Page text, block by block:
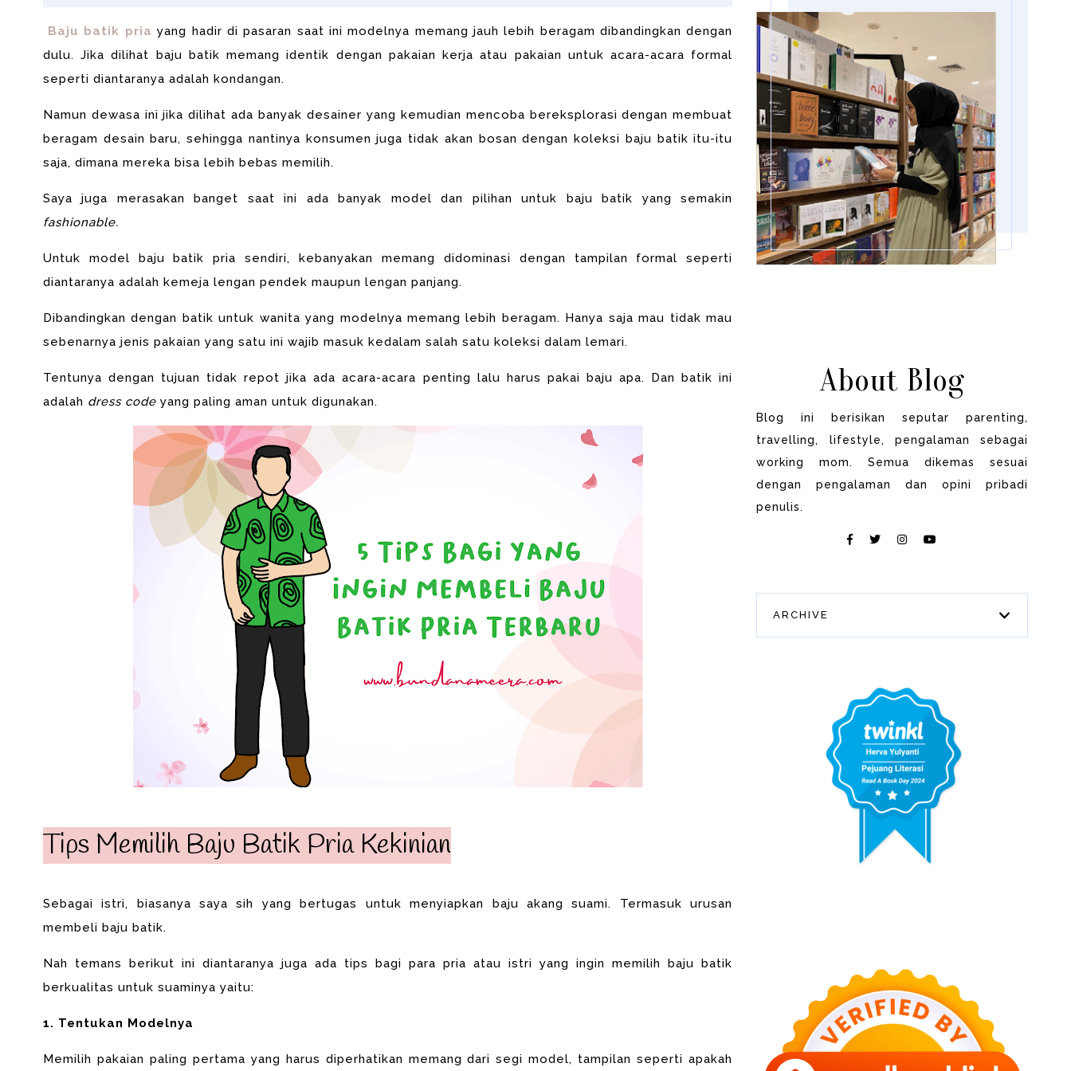
Baju batik pria yang hadir di pasaran saat ini modelnya memang jauh lebih beragam dibandingkan dengan
dulu. Jika dilihat baju batik memang identik dengan pakaian kerja atau pakaian untuk acara-acara formal
seperti diantaranya adalah kondangan.
Namun dewasa ini jika dilihat ada banyak desainer yang kemudian mencoba bereksplorasi denganmembuat
beragam desain baru, sehingga nantinya konsumen juga tidak akan bosan dengan koleksi baju batik itu-itu
saja, dimana mereka bisa lebih bebas memilih.
Saya juga merasakan banget saat ini ada banyak model dan pilihan untuk baju batik yang semakin
fashionable.
Untuk model baju batik pria sendiri, kebanyakan memang didominasi dengan tampilan formalseperti
diantaranya adalah kemeja lengan pendek maupun lengan panjang.
Dibandingkan dengan batik untuk wanita yang modelnya memang lebih beragam. Hanya saja mau tidak mau
sebenarnya jenis pakaian yang satu ini wajib masuk kedalam salah satu koleksi dalam lemari.
Tentunya dengan tujuan tidak repot jika ada acara-acara penting lalu harus pakai baju apa. Dan batik ini
adalah dress codeyang paling aman untuk digunakan.
Tips Memilih Baju Batik Pria Kekinian
Sebagai istri, biasanya saya sih yang bertugas untuk menyiapkan baju akang suami. Termasuk urusan
membeli baju batik.
Nah temans berikut ini diantaranya juga ada tips bagi para pria atau istri yang ingin memilih baju batik
berkualitas untuk suaminya yaitu:
1. Tentukan Modelnya
Memilih pakaian paling pertama yang harus diperhatikan memang darisegi model, tampilan seperti apakah
About Blog
Blog ini berisikan seputar parenting,
travelling, lifestyle, pengalaman sebagai
working mom. Semua dikemas sesuai
dengan pengalaman dan opini pribadi
penulis.
ARCHIVE